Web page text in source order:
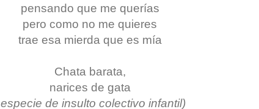
pensando que me querías
pero como no me quieres
trae esa mierda que es mía
Chata barata,
narices de gata
especie de insulto colectivo infantil)